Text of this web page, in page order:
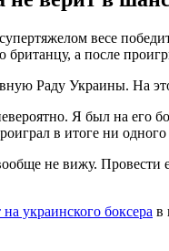
весе
а после
Раду Украины. На
Я был на его
в итоге ни одного
не вижу. Провести
на украинского боксера в